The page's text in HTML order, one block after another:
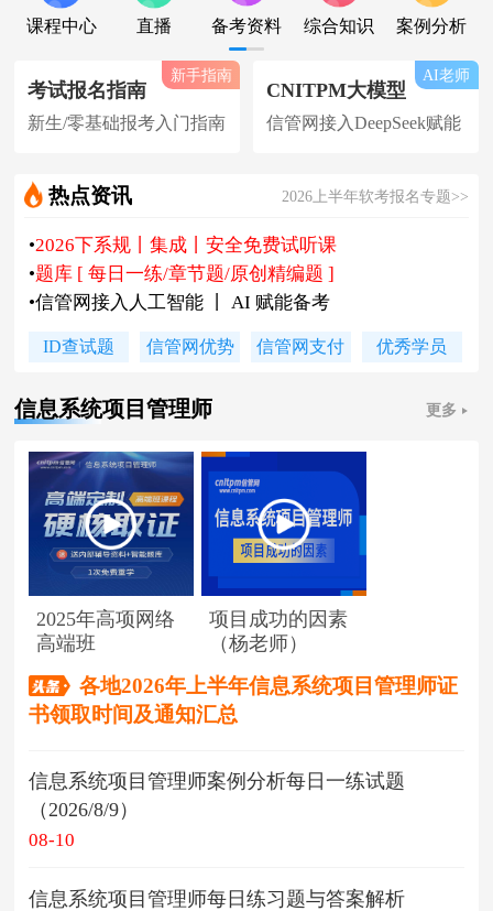
课程中心 直播 备考资料 综合知识 案例分析
考试报名指南
新生/零基础报考入门指南
新手指南
CNITPM大模型
信管网接入DeepSeek赋能
AI老师
热点资讯 2026上半年软考报名专题>>
•2026下系规丨集成丨安全免费试听课
•题库 [ 每日一练/章节题/原创精编题 ]
•信管网接入人工智能 丨 AI 赋能备考
信管网软考讲师合作招聘(全职/兼职)
•2026上半年软考证书领取时间及通知
ID查试题 信管网优势 信管网支付 优秀学员
信息系统项目管理师 更多
2025年高项网络
高端班
项目成功的因素
（杨老师）
各地2026年上半年信息系统项目管理师证
书领取时间及通知汇总
信息系统项目管理师案例分析每日一练试题
（2026/8/9）
08-10
信息系统项目管理师每日练习题与答案解析